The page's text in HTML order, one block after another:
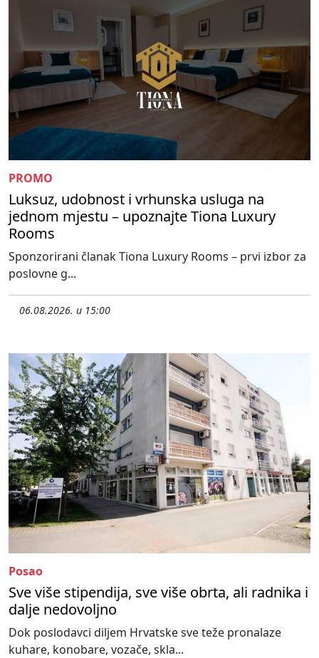
PROMO
Luksuz, udobnost i vrhunska usluga na
jednom mjestu – upoznajte Tiona Luxury
Rooms
Sponzorirani članak Tiona Luxury Rooms – prvi izbor za
poslovne g...
06.08.2026. u 15:00
Posao
Sve više stipendija, sve više obrta, ali radnika i
dalje nedovoljno
Dok poslodavci diljem Hrvatske sve teže pronalaze
kuhare, konobare, vozače, skla...